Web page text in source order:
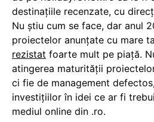
destinaţiile recenzate, cu
Nu ştiu cum se face, dar anul
proiectelor anunţate cu mare
rezistat foarte mult pe piaţă.
atingerea maturității
ci fie de management
investițiilor în idei ce ar fi
mediul online din .ro.